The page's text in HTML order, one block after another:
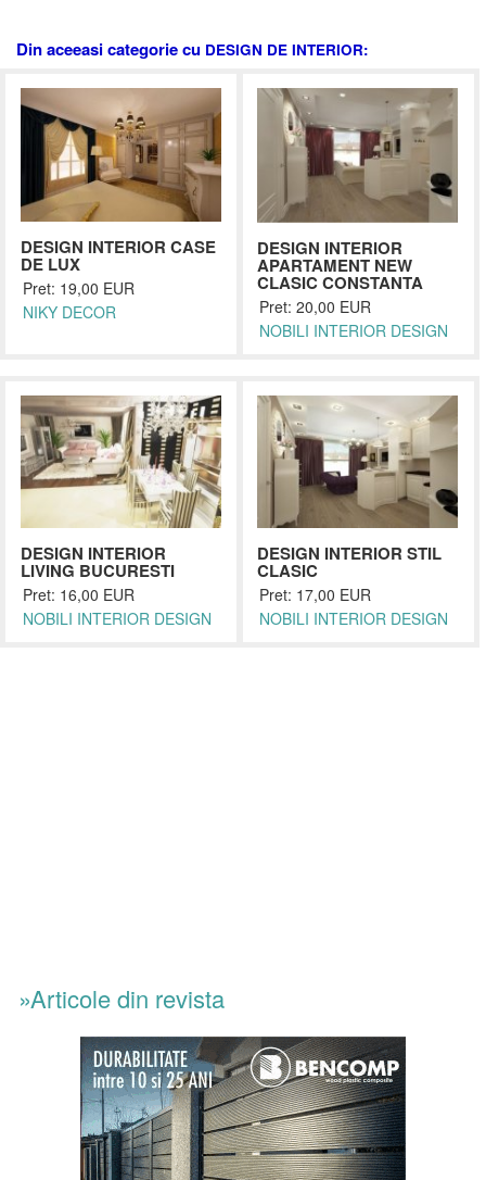
Din aceeasi categorie cu DESIGN DE INTERIOR:
DESIGN INTERIOR CASE
DE LUX
Pret: 19,00 EUR
NIKY DECOR
DESIGN INTERIOR
APARTAMENT NEW
CLASIC CONSTANTA
Pret: 20,00 EUR
NOBILI INTERIOR DESIGN
DESIGN INTERIOR
LIVING BUCURESTI
Pret: 16,00 EUR
NOBILI INTERIOR DESIGN
DESIGN INTERIOR STIL
CLASIC
Pret: 17,00 EUR
NOBILI INTERIOR DESIGN
»Articole din revista